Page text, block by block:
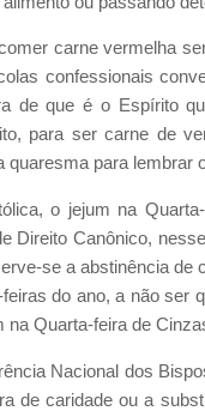
carne vermelha
confessionais
de que é o Espírito
para ser carne de
quaresma para lembrar
o jejum na
Direito Canônico,
se a abstinência
do ano, a não ser
na Quarta-feira de
Nacional dos
de caridade ou a